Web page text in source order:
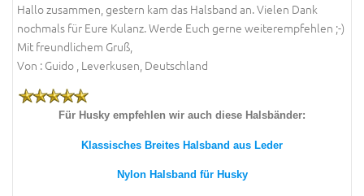
Hallo zusammen, gestern kam das Halsband an. Vielen Dank
nochmals für Eure Kulanz. Werde Euch gerne weiterempfehlen ;-)
Mit freundlichem Gruß,
Von : Guido , Leverkusen, Deutschland
Für Husky empfehlen wir auch diese Halsbänder:
Klassisches Breites Halsband aus Leder
Nylon Halsband für Husky